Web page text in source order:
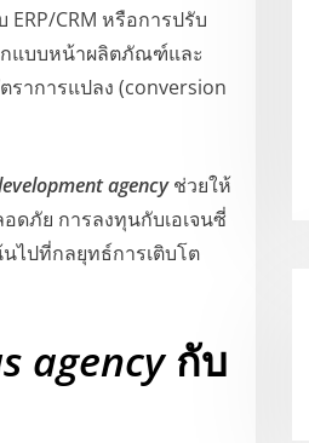
CRM หรือการปรับ
กแบบหน้าผลิตภัณฑ์และ
าการแปลง (conversion
agencyช่วยให้
ดภัย การลงทุนกับเอเจนซี่
ไปที่กลยุทธ์การเติบโต
agencyกับ